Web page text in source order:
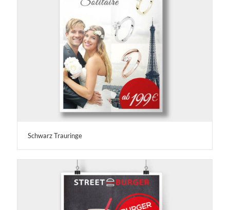
Schwarz Trauringe